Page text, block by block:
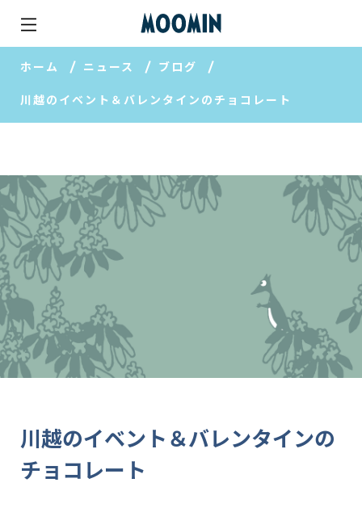
ホーム ニュース ブログ
川越のイベント＆バレンタインのチョコレート
川越のイベント＆バレンタインの
チョコレート